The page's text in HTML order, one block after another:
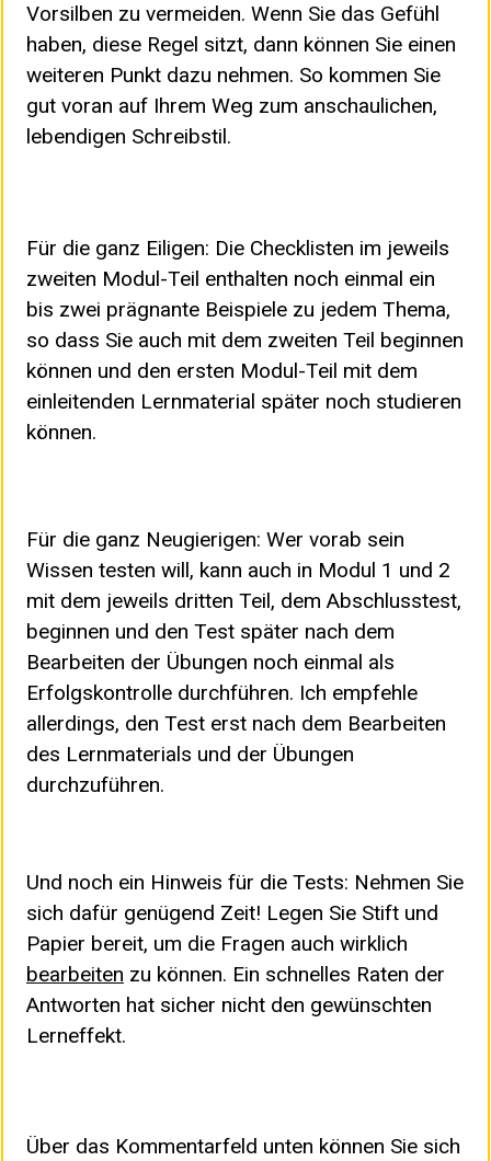
Vorsilben zu vermeiden. Wenn Sie das Gefühl
haben, diese Regel sitzt, dann können Sie einen
weiteren Punkt dazu nehmen. So kommen Sie
gut voran auf Ihrem Weg zum anschaulichen,
lebendigen Schreibstil.
Für die ganz Eiligen: Die Checklisten im jeweils
zweiten Modul-Teil enthalten noch einmal ein
bis zwei prägnante Beispiele zu jedem Thema,
so dass Sie auch mit dem zweiten Teil beginnen
können und den ersten Modul-Teil mit dem
einleitenden Lernmaterial später noch studieren
können.
Für die ganz Neugierigen: Wer vorab sein
Wissen testen will, kann auch in Modul 1 und 2
mit dem jeweils dritten Teil, dem Abschlusstest,
beginnen und den Test später nach dem
Bearbeiten der Übungen noch einmal als
Erfolgskontrolle durchführen. Ich empfehle
allerdings, den Test erst nach dem Bearbeiten
des Lernmaterials und der Übungen
durchzuführen.
Und noch ein Hinweis für die Tests: Nehmen Sie
sich dafür genügend Zeit! Legen Sie Stift und
Papier bereit, um die Fragen auch wirklich
bearbeiten zu können. Ein schnelles Raten der
Antworten hat sicher nicht den gewünschten
Lerneffekt.
Über das Kommentarfeld unten können Sie sich